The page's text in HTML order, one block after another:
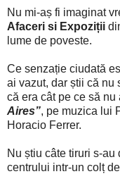
Nu mi-aș fi imaginat
Afaceri si Expoziții
lume de poveste.
Ce senzație ciudată
ai vazut, dar știi că nu
că era cât pe ce să nu
Aires”, pe muzica lui
Horacio Ferrer.
Nu știu câte tiruri s-au
centrului intr-un colț